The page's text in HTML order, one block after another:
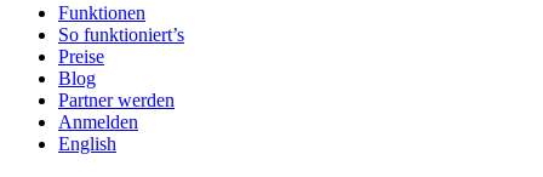
Funktionen
So funktioniert’s
Preise
Blog
Partner werden
Anmelden
English